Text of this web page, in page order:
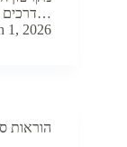
דרכים להפיג…
1, 2026
הוראות